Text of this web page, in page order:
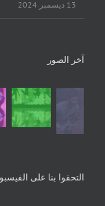
13 ديسمبر 2024
آخر الصور
التحقوا بنا على